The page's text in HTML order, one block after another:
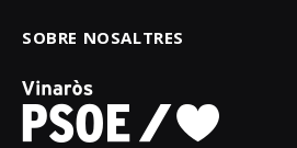
SOBRE NOSALTRES